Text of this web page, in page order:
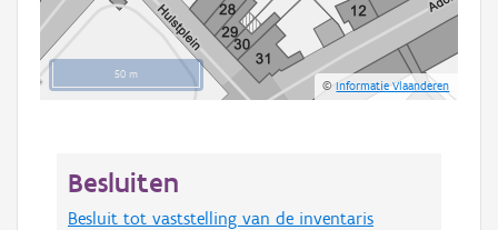
50 m
©Informatie Vlaanderen
Besluiten
Besluit tot vaststelling van de inventaris